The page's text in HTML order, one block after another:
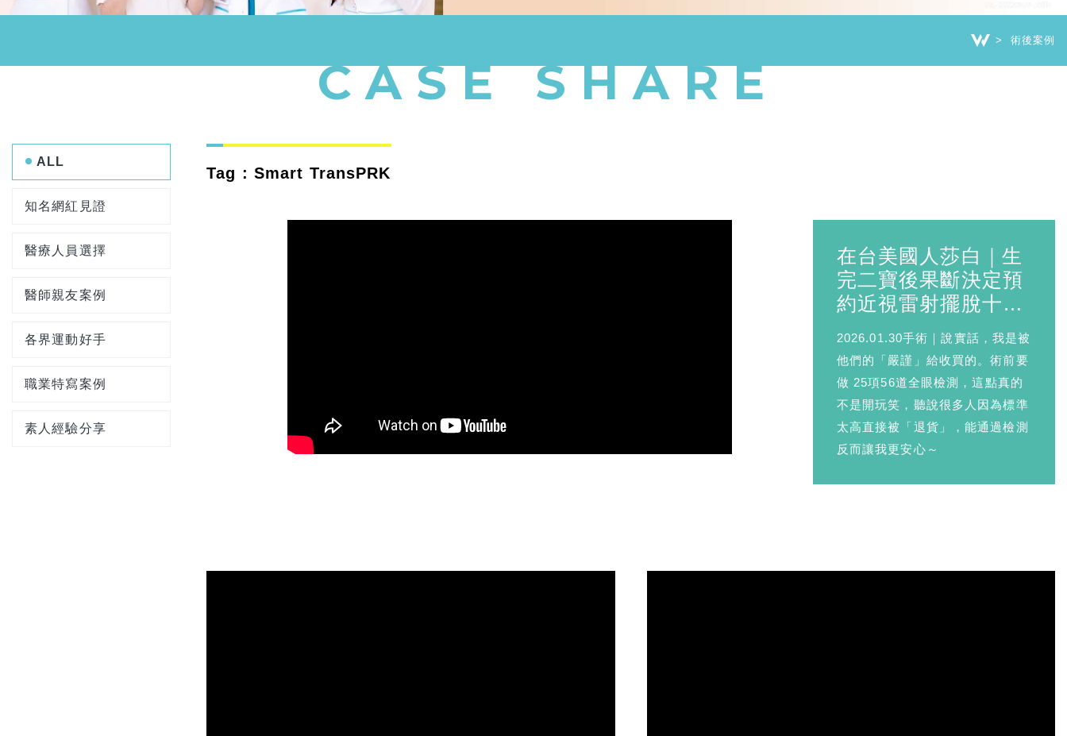
術後案例
CASE SHARE
ALL
知名網紅見證
醫療人員選擇
醫師親友案例
各界運動好手
職業特寫案例
素人經驗分享
Tag : Smart TransPRK
在台美國人莎白｜生
完二寶後果斷決定預
約近視雷射擺脫十年
2026.01.30手術｜說實話，我是被
他們的「嚴謹」給收買的。術前要
做 25項56道全眼檢測，這點真的
不是開玩笑，聽說很多人因為標準
太高直接被「退貨」，能通過檢測
反而讓我更安心～